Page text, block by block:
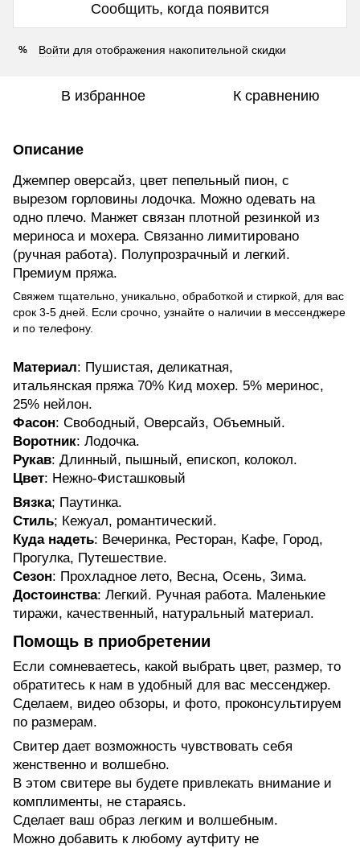
Сообщить, когда появится
% Войти для отображения накопительной скидки
В избранное К сравнению
Описание
Джемпер оверсайз, цвет пепельный пион, с
вырезом горловины лодочка. Можно одевать на
одно плечо. Манжет связан плотной резинкой из
мериноса и мохера. Связанно лимитировано
(ручная работа). Полупрозрачный и легкий.
Премиум пряжа.
Свяжем тщательно, уникально, обработкой и стиркой, для вас
срок 3-5 дней. Если срочно, узнайте о наличии в мессенджере
и по телефону.
Материал: Пушистая, деликатная,
итальянская пряжа 70% Кид мохер. 5% меринос,
25% нейлон.
Фасон: Свободный, Оверсайз, Объемный.
Воротник: Лодочка.
Рукав: Длинный, пышный, епископ, колокол.
Цвет: Нежно-Фисташковый
Вязка; Паутинка.
Стиль; Кежуал, романтический.
Куда надеть: Вечеринка, Ресторан, Кафе, Город,
Прогулка, Путешествие.
Сезон: Прохладное лето, Весна, Осень, Зима.
Достоинства: Легкий. Ручная работа. Маленькие
тиражи, качественный, натуральный материал.
Помощь в приобретении
Если сомневаетесь, какой выбрать цвет, размер, то
обратитесь к нам в удобный для вас мессенджер.
Сделаем, видео обзоры, и фото, проконсультируем
по размерам.
Свитер дает возможность чувствовать себя
женственно и волшебно.
В этом свитере вы будете привлекать внимание и
комплименты, не стараясь.
Сделает ваш образ легким и волшебным.
Можно добавить к любому аутфиту не